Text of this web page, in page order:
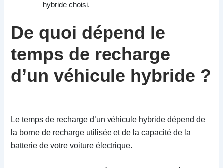
hybride choisi.
De quoi dépend le
temps de recharge
d’un véhicule hybride ?
Le temps de recharge d’un véhicule hybride dépend de
la borne de recharge utilisée et de la capacité de la
batterie de votre voiture électrique.